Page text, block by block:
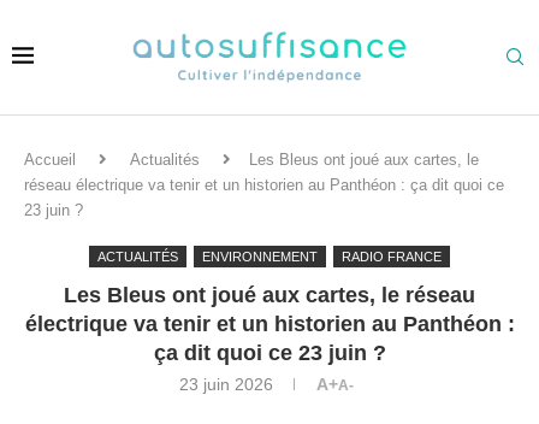
Accueil Actualités
Les Bleus ont joué aux cartes, le
réseau électrique va tenir et un historien au Panthéon : ça dit quoi ce
23 juin ?
ACTUALITÉS ENVIRONNEMENT RADIO FRANCE
Les Bleus ont joué aux cartes, le réseau
électrique va tenir et un historien au Panthéon :
ça dit quoi ce 23 juin ?
23 juin 2026 A+A-